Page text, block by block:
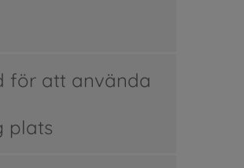
för att använda
plats